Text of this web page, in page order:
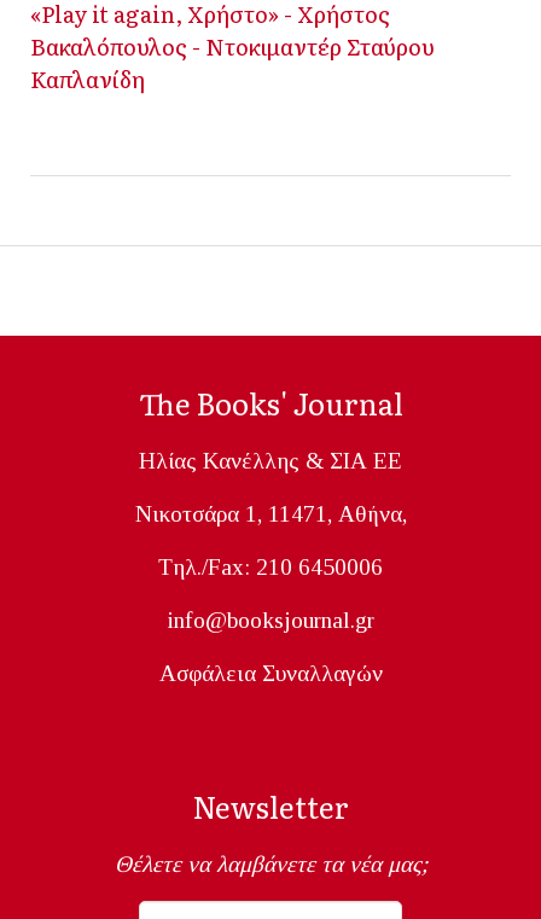
«Play it again, Χρήστο» - Χρήστος
Βακαλόπουλος - Ντοκιμαντέρ Σταύρου
Καπλανίδη
The Books' Journal
Ηλίας Κανέλλης & ΣΙΑ ΕΕ
Nικοτσάρα 1, 11471, Aθήνα,
Tηλ./Fax: 210 6450006
info@booksjournal.gr
Ασφάλεια Συναλλαγών
Newsletter
Θέλετε να λαμβάνετε τα νέα μας;